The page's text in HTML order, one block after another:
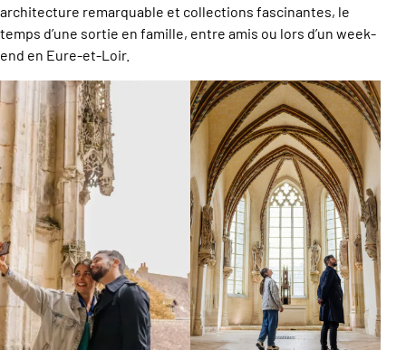
architecture remarquable et collections fascinantes, le
temps d’une sortie en famille, entre amis ou lors d’un week-
end en Eure-et-Loir.